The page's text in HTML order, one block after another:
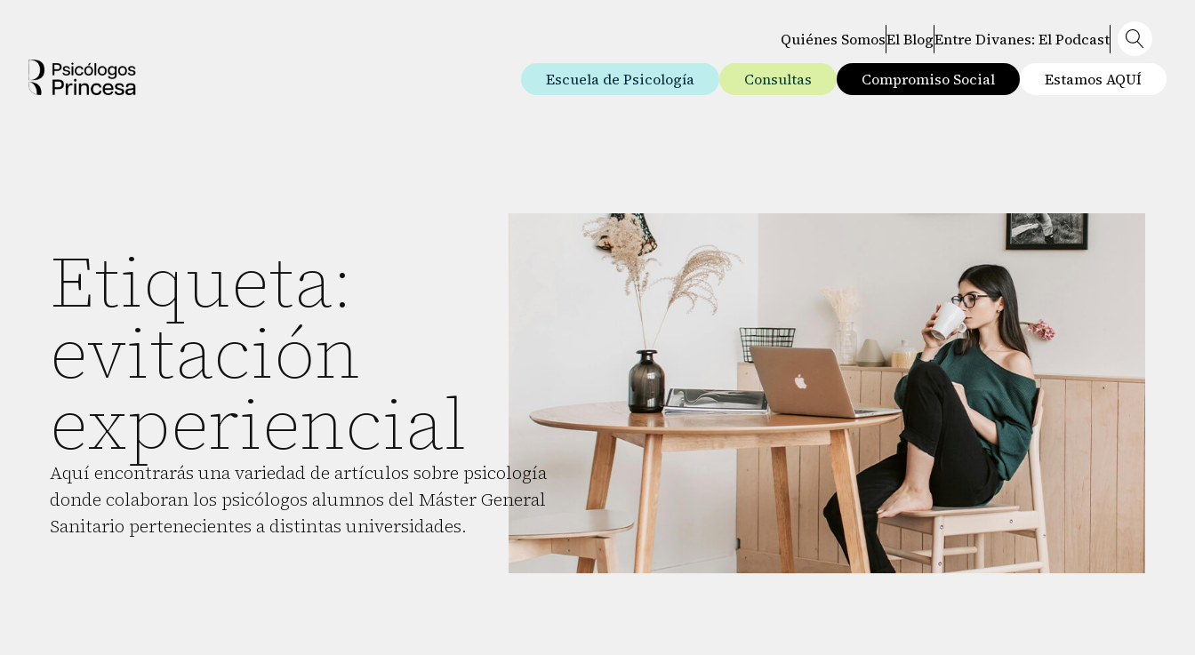
Quiénes SomosEl BlogEntre Divanes: El Podcast
Escuela de Psicología Consultas Compromiso Social Estamos AQUÍ
Etiqueta:
evitación
experiencial
Aquí encontrarás una variedad de artículos sobre psicología
donde colaboran los psicólogos alumnos del Máster General
Sanitario pertenecientes a distintas universidades.